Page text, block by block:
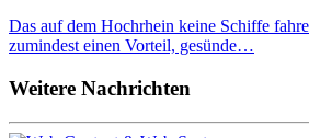
Das auf dem Hochrhein keine Schiffe
zumindest einen Vorteil, gesünde…
Weitere Nachrichten